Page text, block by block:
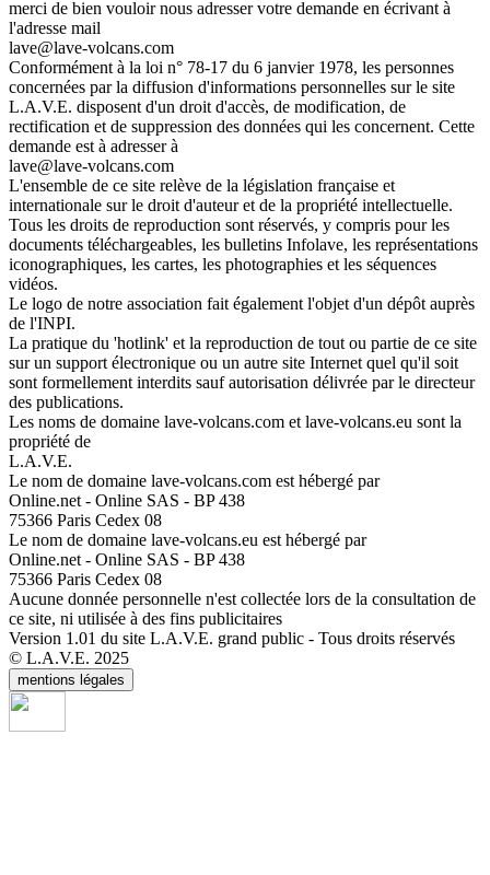
merci de bien vouloir nous adresser votre demande en écrivant à
l'adresse mail
lave@lave-volcans.com
Conformément à la loi n° 78-17 du 6 janvier 1978, les personnes
concernées par la diffusion d'informations personnelles sur le site
L.A.V.E. disposent d'un droit d'accès, de modification, de
rectification et de suppression des données qui les concernent. Cette
demande est à adresser à
lave@lave-volcans.com
L'ensemble de ce site relève de la législation française et
internationale sur le droit d'auteur et de la propriété intellectuelle.
Tous les droits de reproduction sont réservés, y compris pour les
documents téléchargeables, les bulletins Infolave, les représentations
iconographiques, les cartes, les photographies et les séquences
vidéos.
Le logo de notre association fait également l'objet d'un dépôt auprès
de l'INPI.
La pratique du 'hotlink' et la reproduction de tout ou partie de ce site
sur un support électronique ou un autre site Internet quel qu'il soit
sont formellement interdits sauf autorisation délivrée par le directeur
des publications.
Les noms de domaine lave-volcans.com et lave-volcans.eu sont la
propriété de
L.A.V.E.
Le nom de domaine lave-volcans.com est hébergé par
Online.net - Online SAS - BP 438
75366 Paris Cedex 08
Le nom de domaine lave-volcans.eu est hébergé par
Online.net - Online SAS - BP 438
75366 Paris Cedex 08
Aucune donnée personnelle n'est collectée lors de la consultation de
ce site, ni utilisée à des fins publicitaires
Version 1.01 du site L.A.V.E. grand public - Tous droits réservés
© L.A.V.E. 2025
mentions légales